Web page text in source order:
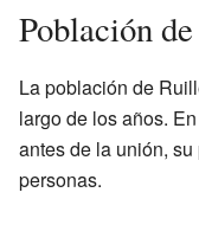
Población
La población de
largo de los años.
antes de la unión,
personas.